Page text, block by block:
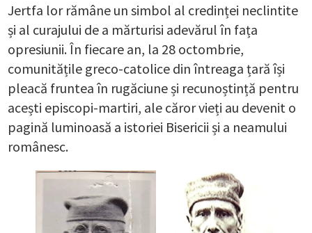
Jertfa lor rămâne un simbol al credinței neclintite
și al curajului de a mărturisi adevărul în fața
opresiunii. În fiecare an, la 28 octombrie,
comunitățile greco-catolice din întreaga țară își
pleacă fruntea în rugăciune și recunoștință pentru
acești episcopi-martiri, ale căror vieți au devenit o
pagină luminoasă a istoriei Bisericii și a neamului
românesc.